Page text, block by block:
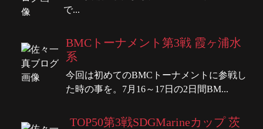
で...
BMCトーナメント第3戦 霞ヶ浦水
系
今回は初めてのBMCトーナメントに参戦し
た時の事を。7月16～17日の2日間BM...
TOP50第3戦SDGMarineカップ 茨